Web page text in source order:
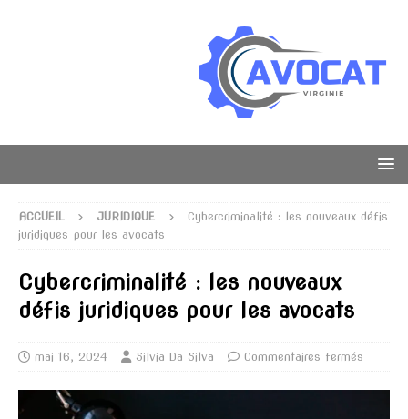
ACCUEIL JURIDIQUE
Cybercriminalité : les nouveaux défis
juridiques pour les avocats
Cybercriminalité : les nouveaux
défis juridiques pour les avocats
mai 16, 2024 Silvia Da Silva Commentaires fermés